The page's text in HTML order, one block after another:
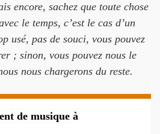
encore, sachez que toute chose
le temps, c’est le cas d’un
usé, pas de souci, vous pouvez
; sinon, vous pouvez nous le
nous chargerons du reste.
de musique à